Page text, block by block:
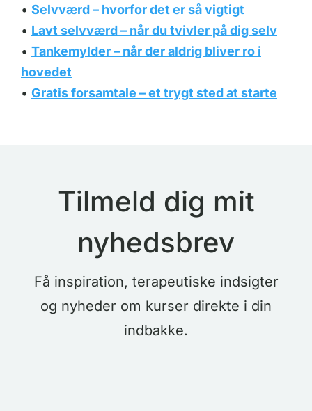
• Selvværd – hvorfor det er så vigtigt
• Lavt selvværd – når du tvivler på dig selv
• Tankemylder – når der aldrig bliver ro i
hovedet
• Gratis forsamtale – et trygt sted at starte
Tilmeld dig mit
nyhedsbrev
Få inspiration, terapeutiske indsigter
og nyheder om kurser direkte i din
indbakke.